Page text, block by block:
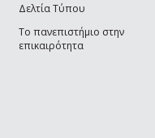
Δελτία Τύπου
Το πανεπιστήμιο στην
επικαιρότητα